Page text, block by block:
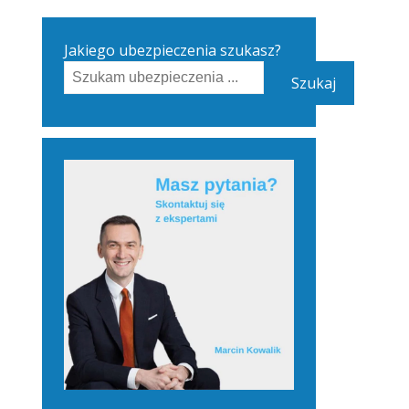
Jakiego ubezpieczenia szukasz?
Szukaj